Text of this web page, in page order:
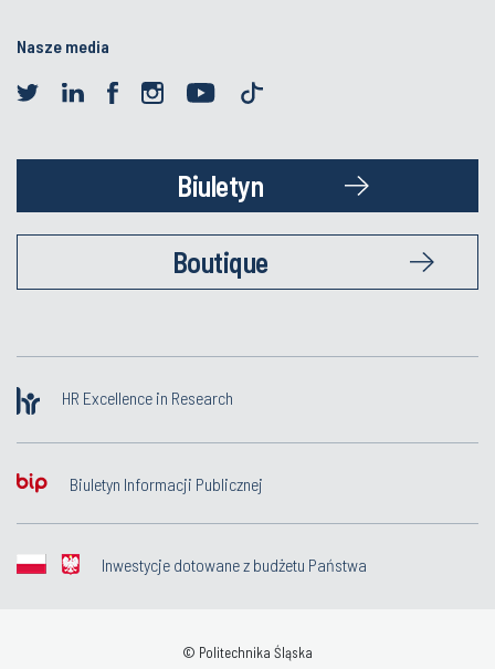
Nasze media
Biuletyn
Boutique
HR Excellence in Research
Biuletyn Informacji Publicznej
Inwestycje dotowane z budżetu Państwa
© Politechnika Śląska